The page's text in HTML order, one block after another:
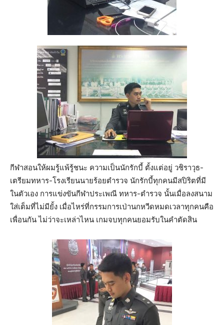
กีฬาสอนให้ผมรู้แพ้รู้ชนะ ความเป็นนักรักบี้ ตั้งแต่อยู่ วชิราวุธ-
เตรียมทหาร-โรงเรียนนายร้อยตำรวจ นักรักบี้ทุกคนมีสปิริตที่มี
ในตัวเอง การแข่งขันกีฬาประเพณี ทหาร-ตำรวจ นั้นเมื่อลงสนาม
ใส่เต็มที่ไม่มียั้ง เมื่อไหร่ที่กรรมการเป่านกหวีดหมดเวลาทุกคนคือ
เพื่อนกัน ไม่ว่าจะเหล่าไหน เกมจบทุกคนยอมรับในคำตัดสิน